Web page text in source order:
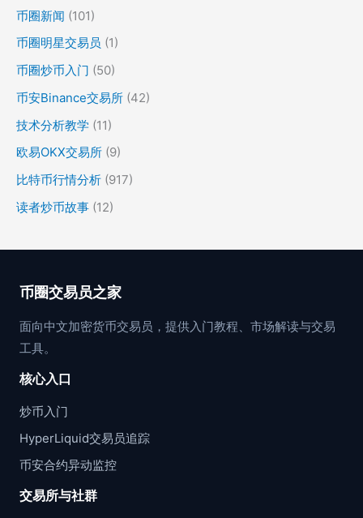
币圈新闻 (101)
币圈明星交易员 (1)
币圈炒币入门 (50)
币安Binance交易所 (42)
技术分析教学 (11)
欧易OKX交易所 (9)
比特币行情分析 (917)
读者炒币故事 (12)
币圈交易员之家
面向中文加密货币交易员，提供入门教程、市场解读与交易
工具。
核心入口
炒币入门
HyperLiquid交易员追踪
币安合约异动监控
交易所与社群